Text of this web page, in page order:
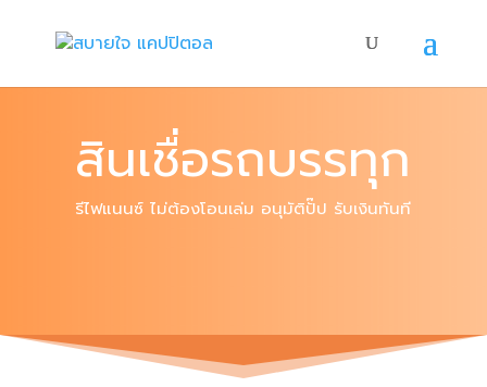
สินเชื่อรถบรรทุก
รีไฟแนนซ์ ไม่ต้องโอนเล่ม อนุมัติปั๊ป รับเงินทันที